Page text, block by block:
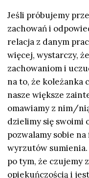
Jeśli próbujemy
zachowań i
relacja z danym
więcej, wystarczy,
zachowaniom i
na to, że koleżanka
nasze większe
omawiamy z nim/
dzielimy się swoimi
pozwalamy sobie
wyrzutów sumienia.
po tym, że czujemy
opiekuńczością i